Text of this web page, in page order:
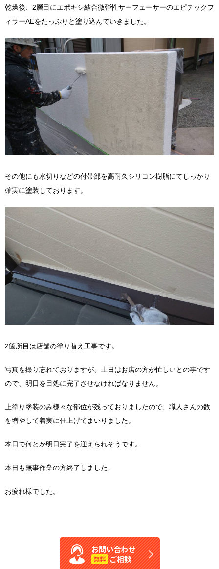
乾燥後、2層目にエポキシ結合微弾性サーフェーサーのエピテックフ
ィラーAEをたっぷりと塗り込んでいきました。
その他にも水切りなどの付帯部を高耐久シリコン樹脂にてしっかり
確実に塗装しております。
2箇所目は店舗の塗り替え工事です。
写真を撮り忘れておりますが、土日はお店の方が忙しいとの事です
ので、明日を目処に完了させなければなりません。
上塗り塗装のみ様々な部位が残っておりましたので、職人さんの数
を増やして着実に仕上げてまいりました。
本日で何とか明日完了を迎えられそうです。
本日も無事作業の方終了しました。
お疲れ様でした。
お問い合わせ
無料 ご相談